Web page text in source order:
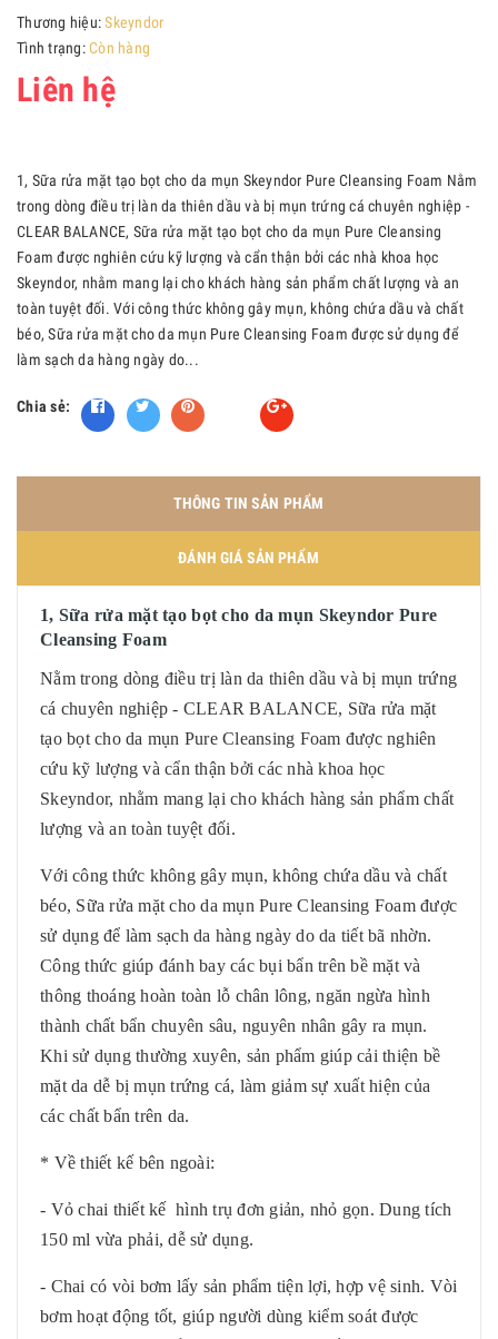
Thương hiệu:Skeyndor
Tình trạng:Còn hàng
Liên hệ
1, Sữa rửa mặt tạo bọt cho da mụn Skeyndor Pure Cleansing Foam Nằm
trong dòng điều trị làn da thiên dầu và bị mụn trứng cá chuyên nghiệp -
CLEAR BALANCE, Sữa rửa mặt tạo bọt cho da mụn Pure Cleansing
Foam được nghiên cứu kỹ lượng và cẩn thận bởi các nhà khoa học
Skeyndor, nhằm mang lại cho khách hàng sản phẩm chất lượng và an
toàn tuyệt đối. Với công thức không gây mụn, không chứa dầu và chất
béo, Sữa rửa mặt cho da mụn Pure Cleansing Foam được sử dụng để
làm sạch da hàng ngày do...
Chia sẻ:
THÔNG TIN SẢN PHẨM
ĐÁNH GIÁ SẢN PHẨM
1, Sữa rửa mặt tạo bọt cho da mụn Skeyndor Pure
Cleansing Foam
Nằm trong dòng điều trị làn da thiên dầu và bị mụn trứng
cá chuyên nghiệp - CLEAR BALANCE, Sữa rửa mặt
tạo bọt cho da mụn Pure Cleansing Foam được nghiên
cứu kỹ lượng và cẩn thận bởi các nhà khoa học
Skeyndor, nhằm mang lại cho khách hàng sản phẩm chất
lượng và an toàn tuyệt đối.
Với công thức không gây mụn, không chứa dầu và chất
béo, Sữa rửa mặt cho da mụn Pure Cleansing Foam được
sử dụng để làm sạch da hàng ngày do da tiết bã nhờn.
Công thức giúp đánh bay các bụi bẩn trên bề mặt và
thông thoáng hoàn toàn lỗ chân lông, ngăn ngừa hình
thành chất bẩn chuyên sâu, nguyên nhân gây ra mụn.
Khi sử dụng thường xuyên, sản phẩm giúp cải thiện bề
mặt da dễ bị mụn trứng cá, làm giảm sự xuất hiện của
các chất bẩn trên da.
* Về thiết kế bên ngoài:
- Vỏ chai thiết kế hình trụ đơn giản, nhỏ gọn. Dung tích
150 ml vừa phải, dễ sử dụng.
- Chai có vòi bơm lấy sản phẩm tiện lợi, hợp vệ sinh. Vòi
bơm hoạt động tốt, giúp người dùng kiểm soát được